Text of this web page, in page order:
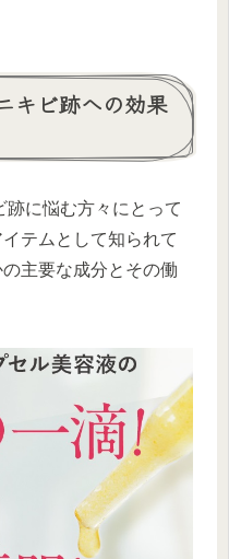
キビ跡への効果
跡に悩む方々にとって
テムとして知られて
主要な成分とその働